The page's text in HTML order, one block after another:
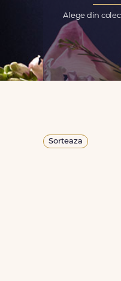
Alege din
Sorteaza